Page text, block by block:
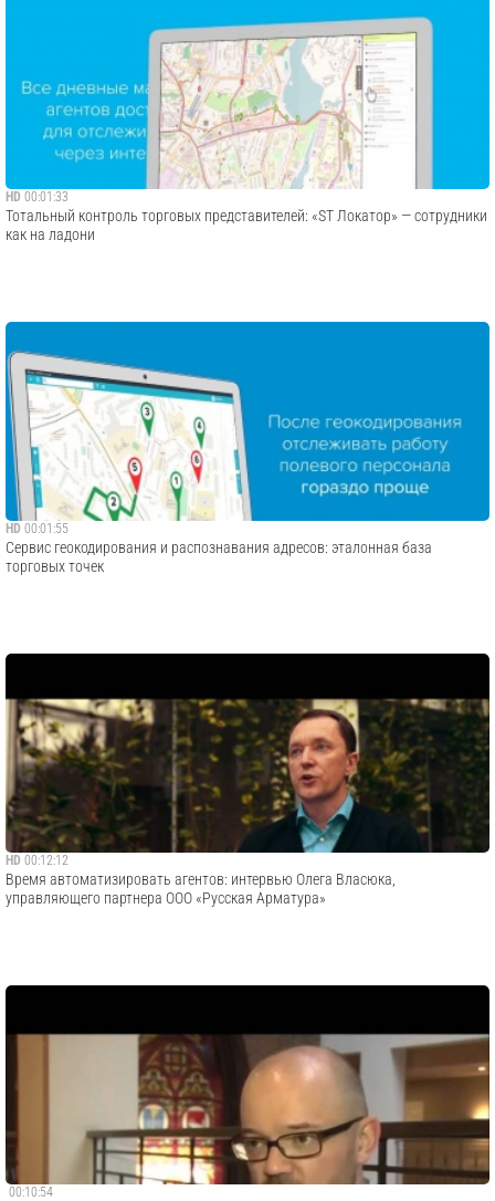
HD 00:01:33
Тотальный контроль торговых представителей: «ST Локатор» — сотрудники
как на ладони
HD 00:01:55
Сервис геокодирования и распознавания адресов: эталонная база
торговых точек
HD 00:12:12
Время автоматизировать агентов: интервью Олега Власюка,
управляющего партнера ООО «Русская Арматура»
00:10:54